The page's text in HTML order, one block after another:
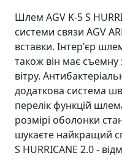
Шлем AGV K-5 S
системи связи AGV
вставки. Інтер'єр
також він має съемну
вітру.
додаткова система
перелік функцій
розмірі оболонки
шукаєте найкращий
S HURRICANE 2.0 -